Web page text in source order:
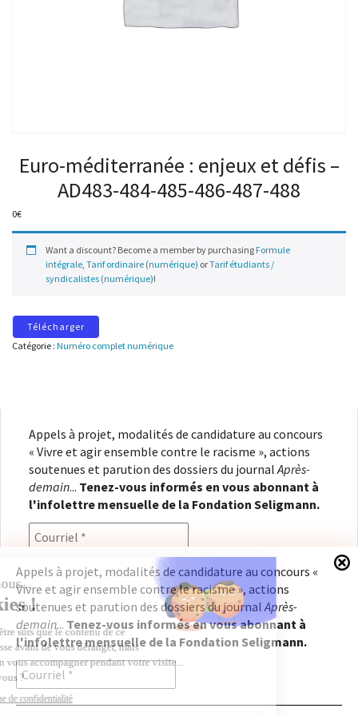
Euro-méditerranée : enjeux et défis –
AD483-484-485-486-487-488
0€
Want a discount? Become a member by purchasing Formule
intégrale, Tarif ordinaire (numérique) orTarif étudiants /
syndicalistes (numérique)!
Télécharger
Catégorie : Numéro complet numérique
Appels à projet, modalités de candidature au concours
« Vivre et agir ensemble contre le racisme », actions
soutenues et parution des dossiers du journal Après-
demain... Tenez-vous informés en vous abonnant à
l'infolettre mensuelle de la Fondation Seligmann.
En renseignant votre adresse électronique, vous
consentez à recevoir l'infolettre de la Fondation
Seligmann, conformément à notrepolitique de
confidentialité. Il vous sera possible de vous
désabonner à tout moment.
Appels à projet, modalités de candidature au concours «
Vivre et agir ensemble contre le racisme », actions
soutenues et parution des dossiers du journalAprès-
demain... Tenez-vous informés en vous abonnant à
l'infolettre mensuelle de la Fondation Seligmann.